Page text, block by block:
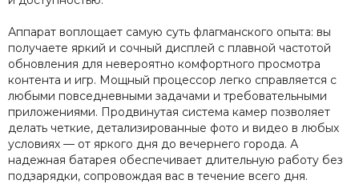
Аппарат воплощает самую суть флагманского опыта: вы
получаете яркий и сочный дисплей с плавной частотой
обновления для невероятно комфортного просмотра
контента и игр. Мощный процессор легко справляется с
любыми повседневными задачами и требовательными
приложениями. Продвинутая система камер позволяет
делать четкие, детализированные фото и видео в любых
условиях — от яркого дня до вечернего города. А
надежная батарея обеспечивает длительную работу без
подзарядки, сопровождая вас в течение всего дня.